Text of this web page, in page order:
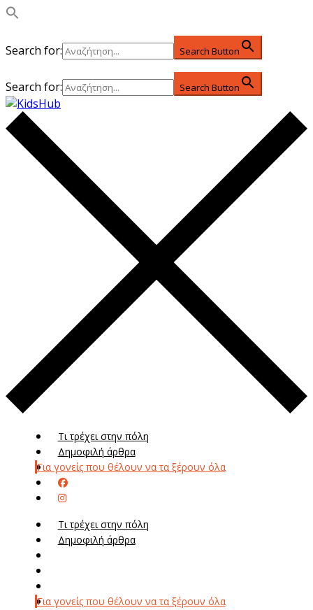
Search for: Search Button
Search for: Search Button
Τι τρέχει στην πόλη
Δημοφιλή άρθρα
Για γονείς που θέλουν να τα ξέρουν όλα
Τι τρέχει στην πόλη
Δημοφιλή άρθρα
Για γονείς που θέλουν να τα ξέρουν όλα